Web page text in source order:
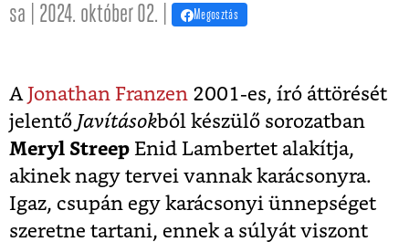
sa | 2024. október 02. | Megosztás
A Jonathan Franzen 2001-es, író áttörését
jelentő Javításokból készülő sorozatban
Meryl Streep Enid Lambertet alakítja,
akinek nagy tervei vannak karácsonyra.
Igaz, csupán egy karácsonyi ünnepséget
szeretne tartani, ennek a súlyát viszont